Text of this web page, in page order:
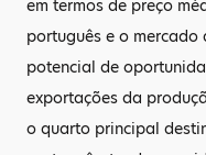
em termos de preço
português e o mercado
potencial de
exportações da
o quarto principal